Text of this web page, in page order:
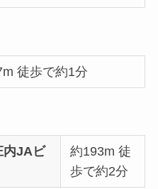
徒歩で約1分
内JAビ
約193m 徒
歩で約2分